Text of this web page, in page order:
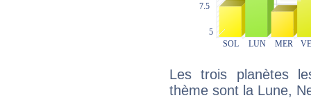
Les trois planètes
thème sont la Lune,